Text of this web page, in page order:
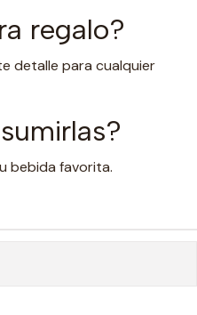
regalo?
detalle para cualquier
bebida favorita.